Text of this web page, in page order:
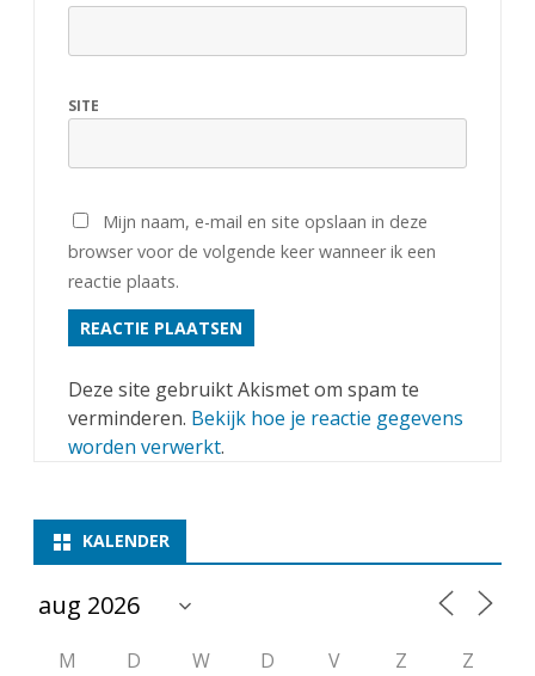
SITE
Mijn naam, e-mail en site opslaan in deze
browser voor de volgende keer wanneer ik een
reactie plaats.
Deze site gebruikt Akismet om spam te
verminderen. Bekijk hoe je reactie gegevens
worden verwerkt.
KALENDER
M D W D V Z
Z